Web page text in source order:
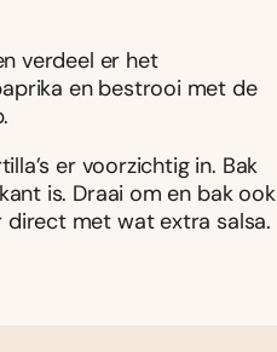
verdeel er het
en bestrooi met de
er voorzichtig in. Bak
is. Draai om en bak ook
direct met wat extra salsa.